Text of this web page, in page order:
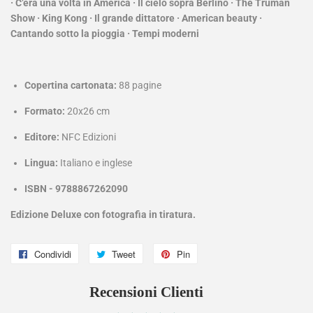
· C’era una volta in America · Il cielo sopra Berlino · The Truman
Show · King Kong · Il grande dittatore · American beauty ·
Cantando sotto la pioggia · Tempi moderni
Copertina cartonata: 88 pagine
Formato: 20x26 cm
Editore: NFC Edizioni
Lingua: Italiano e inglese
ISBN - 9788867262090
Edizione Deluxe con fotografia in tiratura.
Condividi
Condividi
Facebook
Tweet
Twitta
Twitter
Pin
Pinterest
Recensioni Clienti